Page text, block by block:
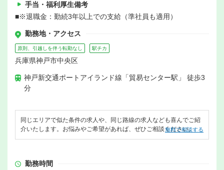
手当・福利厚生備考
■※退職金：勤続3年以上での支給（準社員も適用）
勤務地・アクセス
原則、引越しを伴う転勤なし 駅チカ
兵庫県神戸市中央区
神戸新交通ポートアイランド線「貿易センター駅」 徒歩3
分
同じエリアで似た条件の求人や、同じ路線の求人なども喜んでご紹
介いたします。お悩みやご希望があれば、ぜひご相談ください。
無料で相談する
勤務時間